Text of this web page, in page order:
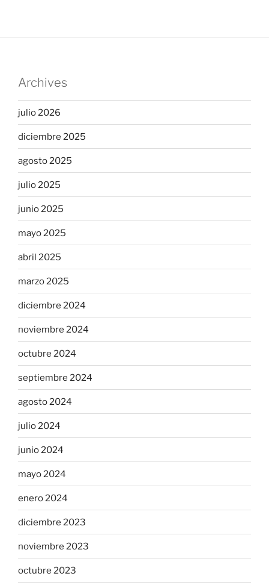
Archives
julio 2026
diciembre 2025
agosto 2025
julio 2025
junio 2025
mayo 2025
abril 2025
marzo 2025
diciembre 2024
noviembre 2024
octubre 2024
septiembre 2024
agosto 2024
julio 2024
junio 2024
mayo 2024
enero 2024
diciembre 2023
noviembre 2023
octubre 2023